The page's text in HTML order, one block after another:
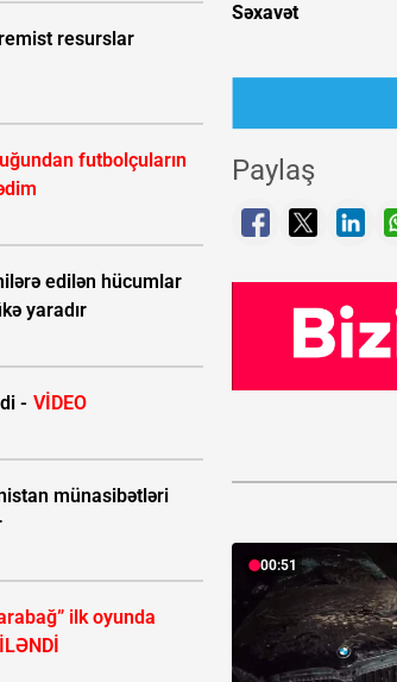
resurslar
futbolçuların
edilən hücumlar
yaradır
- VİDEO
münasibətləri
ilk oyunda
Səxavət
Paylaş
00:51